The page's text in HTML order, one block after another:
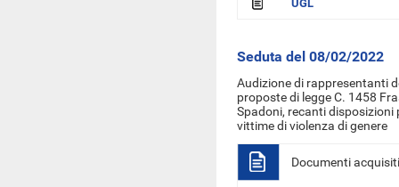
UGL
Seduta del 08/02/2022
Audizione di rappresentanti
proposte di legge C. 1458
Spadoni, recanti disposizioni
vittime di violenza di genere
Documenti acquisiti